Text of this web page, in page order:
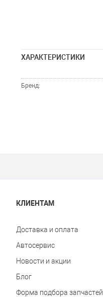
ХАРАКТЕРИСТИКИ
Бренд:
КЛИЕНТАМ
Доставка и оплата
Автосервис
Новости и акции
Блог
Форма подбора запчастей